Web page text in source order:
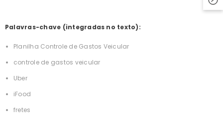
Palavras-chave (integradas no texto):
Planilha Controle de Gastos Veicular
controle de gastos veicular
Uber
iFood
fretes